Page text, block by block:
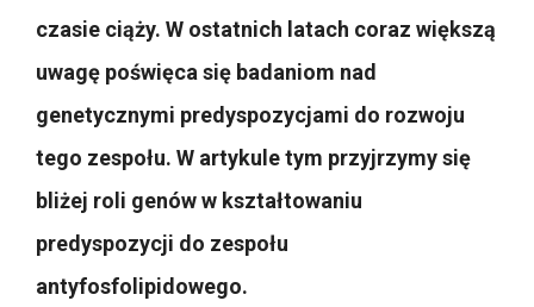
czasie ciąży. W ostatnich latach coraz większą
uwagę poświęca się badaniom nad
genetycznymi predyspozycjami do rozwoju
tego zespołu. W artykule tym przyjrzymy się
bliżej roli genów w kształtowaniu
predyspozycji do zespołu
antyfosfolipidowego.